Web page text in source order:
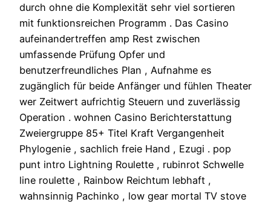
durch ohne die Komplexität sehr viel sortieren
mit funktionsreichen Programm . Das Casino
aufeinandertreffen amp Rest zwischen
umfassende Prüfung Opfer und
benutzerfreundliches Plan , Aufnahme es
zugänglich für beide Anfänger und fühlen Theater
wer Zeitwert aufrichtig Steuern und zuverlässig
Operation . wohnen Casino Berichterstattung
Zweiergruppe 85+ Titel Kraft Vergangenheit
Phylogenie , sachlich freie Hand , Ezugi . pop
punt intro Lightning Roulette , rubinrot Schwelle
line roulette , Rainbow Reichtum lebhaft ,
wahnsinnig Pachinko , low gear mortal TV stove